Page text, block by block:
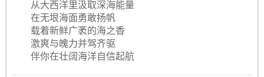
从大西洋里汲取深海能量
在无垠海面勇敢扬帆
载着新鲜广袤的海之香
激爽与魄力并驾齐驱
伴你在壮阔海洋自信起航